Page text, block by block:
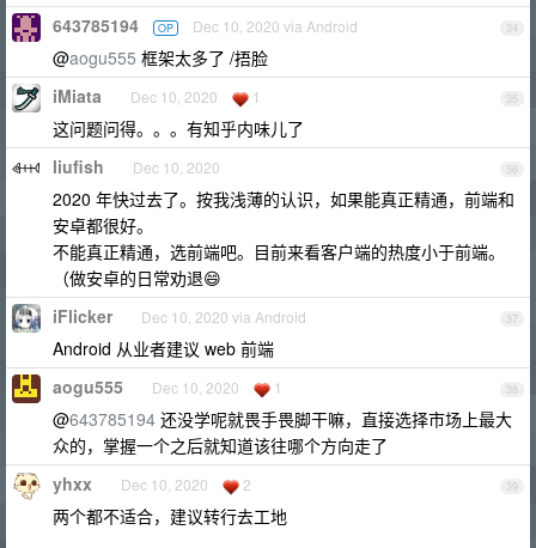
34
643785194 OP Dec 10, 2020 via Android
@aogu555 框架太多了 /捂脸
35
iMiata Dec 10, 2020 1
这问题问得。。。有知乎内味儿了
36
liufish Dec 10, 2020
2020 年快过去了。按我浅薄的认识，如果能真正精通，前端和
安卓都很好。
不能真正精通，选前端吧。目前来看客户端的热度小于前端。
（做安卓的日常劝退😄
37
iFlicker Dec 10, 2020 via Android
Android 从业者建议 web 前端
38
aogu555 Dec 10, 2020 1
@643785194 还没学呢就畏手畏脚干嘛，直接选择市场上最大
众的，掌握一个之后就知道该往哪个方向走了
39
yhxx Dec 10, 2020 2
两个都不适合，建议转行去工地